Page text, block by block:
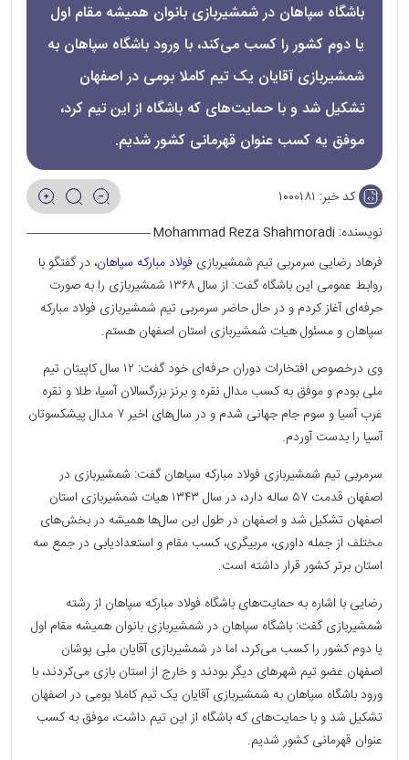
باشگاه سپاهان در شمشیربازی بانوان همیشه مقام اول
یا دوم کشور را کسب می‌کند، با ورود باشگاه سپاهان به
شمشیربازی آقایان یک تیم کاملا بومی در اصفهان
تشکیل شد و با حمایت‌های که باشگاه از این تیم کرد،
موفق یه کسب عنوان قهرمانی کشور شدیم.
کد خبر: ۱۰۰۰۱۸۱
نویسنده: Mohammad Reza Shahmoradi
فرهاد رضایی سرمربی تیم شمشیربازی فولاد مبارکه سپاهان، در گفتگو با
روابط عمومی این باشگاه گفت: از سال ۱۳۶۸ شمشیربازی را به صورت
حرفه‌ای آغاز کردم و در حال حاضر سرمربی تیم شمشیربازی فولاد مبارکه
سپاهان و مسئول هیات شمشیربازی استان اصفهان هستم.
وی درخصوص افتخارات دوران حرفه‌ای خود گفت: ۱۲ سال کاپیتان تیم
ملی بودم و موفق به کسب مدال نقره و برنز بزرگسالان آسیا، طلا و نقره
غرب آسیا و سوم جام جهانی شدم و در سال‌های اخیر ۷ مدال پیشکسوتان
آسیا را بدست آوردم.
سرمربی تیم شمشیربازی فولاد مبارکه سپاهان گفت: شمشیربازی در
اصفهان قدمت ۵۷ ساله دارد، در سال ۱۳۴۳ هیات شمشیربازی استان
اصفهان تشکیل شد و اصفهان در طول این سال‌ها همیشه در بخش‌های
مختلف از جمله داوری، مربیگری، کسب مقام و استعدادیابی در جمع سه
استان برتر کشور قرار داشته است.
رضایی با اشاره به حمایت‌های باشگاه فولاد مبارکه سپاهان از رشته
شمشیربازی گفت: باشگاه سپاهان در شمشیربازی بانوان همیشه مقام اول
یا دوم کشور را کسب می‌کرد، اما در شمشیربازی آقایان ملی پوشان
اصفهان عضو تیم شهر‌های دیگر بودند و خارج از استان بازی می‌کردند، با
ورود باشگاه سپاهان به شمشیربازی آقایان یک تیم کاملا بومی در اصفهان
تشکیل شد و با حمایت‌های که باشگاه از این تیم داشت، موفق به کسب
عنوان قهرمانی کشور شدیم.